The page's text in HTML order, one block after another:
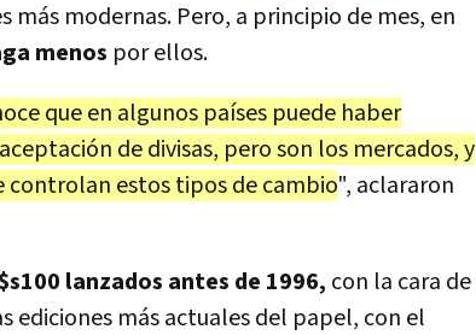
más modernas. Pero, a principio de mes, en
menos por ellos.
que en algunos países puede haber
de divisas, pero son los mercados, y
controlan estos tipos de cambio", aclararon
lanzados antes de 1996, con la cara de
ediciones más actuales del papel, con el